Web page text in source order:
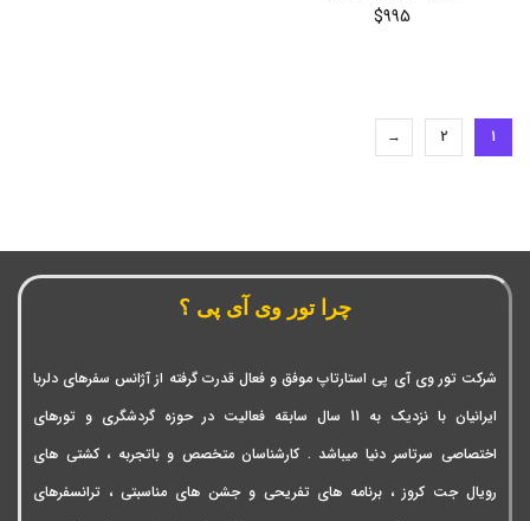
$995
1
2
→
چرا تور وی آی پی ؟
شرکت تور وی آی پی استارتاپ موفق و فعال قدرت گرفته از آژانس سفرهای دلربا
ایرانیان با نزدیک به 11 سال سابقه فعالیت در حوزه گردشگری و تورهای
اختصاصی سرتاسر دنیا میباشد . کارشناسان متخصص و باتجربه ، کشتی های
رویال جت کروز ، برنامه های تفریحی و جشن های مناسبتی ، ترانسفرهای